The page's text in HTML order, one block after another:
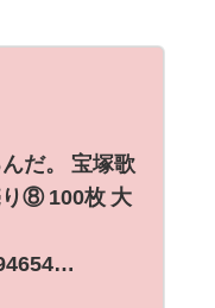
だ。 宝塚歌
り⑧ 100枚 大